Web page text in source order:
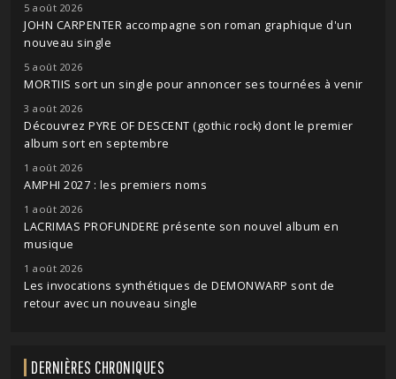
5 août 2026
JOHN CARPENTER accompagne son roman graphique d'un
nouveau single
5 août 2026
MORTIIS sort un single pour annoncer ses tournées à venir
3 août 2026
Découvrez PYRE OF DESCENT (gothic rock) dont le premier
album sort en septembre
1 août 2026
AMPHI 2027 : les premiers noms
1 août 2026
LACRIMAS PROFUNDERE présente son nouvel album en
musique
1 août 2026
Les invocations synthétiques de DEMONWARP sont de
retour avec un nouveau single
DERNIÈRES CHRONIQUES